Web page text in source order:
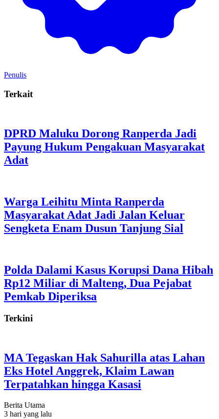
Penulis
Terkait
DPRD Maluku Dorong Ranperda Jadi
Payung Hukum Pengakuan Masyarakat
Adat
Warga Leihitu Minta Ranperda
Masyarakat Adat Jadi Jalan Keluar
Sengketa Enam Dusun Tanjung Sial
Polda Dalami Kasus Korupsi Dana Hibah
Rp12 Miliar di Malteng, Dua Pejabat
Pemkab Diperiksa
Terkini
MA Tegaskan Hak Sahurilla atas Lahan
Eks Hotel Anggrek, Klaim Lawan
Terpatahkan hingga Kasasi
Berita Utama
3 hari yang lalu